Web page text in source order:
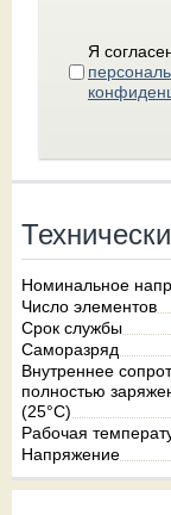
Я
Номинальное
Число элементов
Срок службы
Саморазряд
Внутреннее
полностью
(25°C)
Рабочая
Напряжение